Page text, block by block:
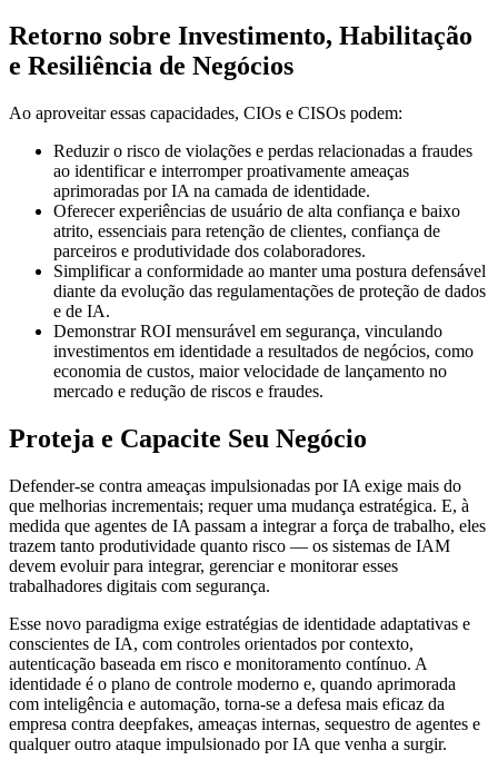
Retorno sobre Investimento, Habilitação
e Resiliência de Negócios
Ao aproveitar essas capacidades, CIOs e CISOs podem:
Reduzir o risco de violações e perdas relacionadas a fraudes
ao identificar e interromper proativamente ameaças
aprimoradas por IA na camada de identidade.
Oferecer experiências de usuário de alta confiança e baixo
atrito, essenciais para retenção de clientes, confiança de
parceiros e produtividade dos colaboradores.
Simplificar a conformidade ao manter uma postura defensável
diante da evolução das regulamentações de proteção de dados
e de IA.
Demonstrar ROI mensurável em segurança, vinculando
investimentos em identidade a resultados de negócios, como
economia de custos, maior velocidade de lançamento no
mercado e redução de riscos e fraudes.
Proteja e Capacite Seu Negócio
Defender-se contra ameaças impulsionadas por IA exige mais do
que melhorias incrementais; requer uma mudança estratégica. E, à
medida que agentes de IA passam a integrar a força de trabalho, eles
trazem tanto produtividade quanto risco — os sistemas de IAM
devem evoluir para integrar, gerenciar e monitorar esses
trabalhadores digitais com segurança.
Esse novo paradigma exige estratégias de identidade adaptativas e
conscientes de IA, com controles orientados por contexto,
autenticação baseada em risco e monitoramento contínuo. A
identidade é o plano de controle moderno e, quando aprimorada
com inteligência e automação, torna-se a defesa mais eficaz da
empresa contra deepfakes, ameaças internas, sequestro de agentes e
qualquer outro ataque impulsionado por IA que venha a surgir.